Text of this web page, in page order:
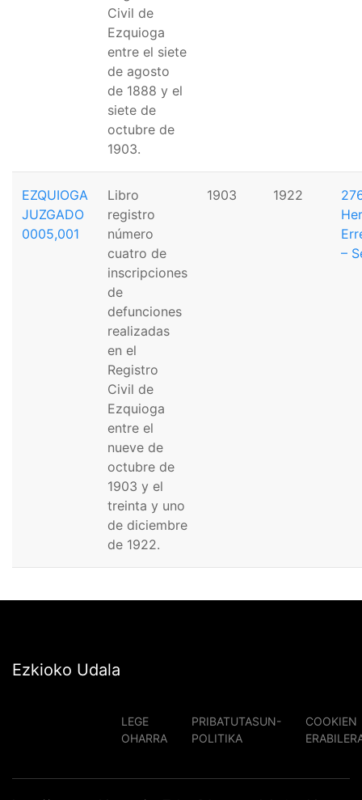
Civil de
Ezquioga
entre el siete
de agosto
de 1888 y el
siete de
octubre de
1903.
EZQUIOGA
JUZGADO
0005,001
Libro
registro
número
cuatro de
inscripciones
de
defunciones
realizadas
en el
Registro
Civil de
Ezquioga
entre el
nueve de
octubre de
1903 y el
treinta y uno
de diciembre
de 1922.
1903 1922
–
Ezkioko Udala
LEGE
OHARRA
PRIBATUTASUN-
POLITIKA
COOKIEN